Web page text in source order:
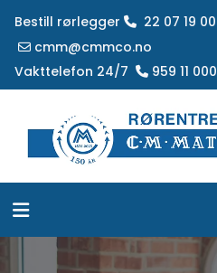
Bestill rørlegger  22 07 19 00
 cmm@cmmco.no
Vakttelefon 24/7
 959 11 000